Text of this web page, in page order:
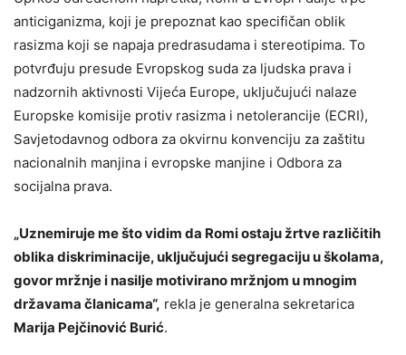
anticiganizma, koji je prepoznat kao specifičan oblik
rasizma koji se napaja predrasudama i stereotipima. To
potvrđuju presude Evropskog suda za ljudska prava i
nadzornih aktivnosti Vijeća Europe, uključujući nalaze
Europske komisije protiv rasizma i netolerancije (ECRI),
Savjetodavnog odbora za okvirnu konvenciju za zaštitu
nacionalnih manjina i evropske manjine i Odbora za
socijalna prava.
„Uznemiruje me što vidim da Romi ostaju žrtve različitih
oblika diskriminacije, uključujući segregaciju u školama,
govor mržnje i nasilje motivirano mržnjom u mnogim
državama članicama“, rekla je generalna sekretarica
Marija Pejčinović Burić.